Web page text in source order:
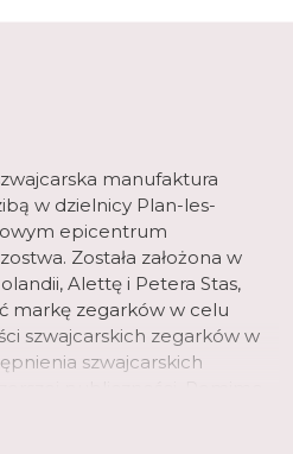
manufaktura
w dzielnicy Plan-les-
epicentrum
Została założona w
Alettę i Petera Stas,
markę zegarków w celu
szwajcarskich zegarków w
szwajcarskich
osiągnęła dużą
lata po założeniu marki, w